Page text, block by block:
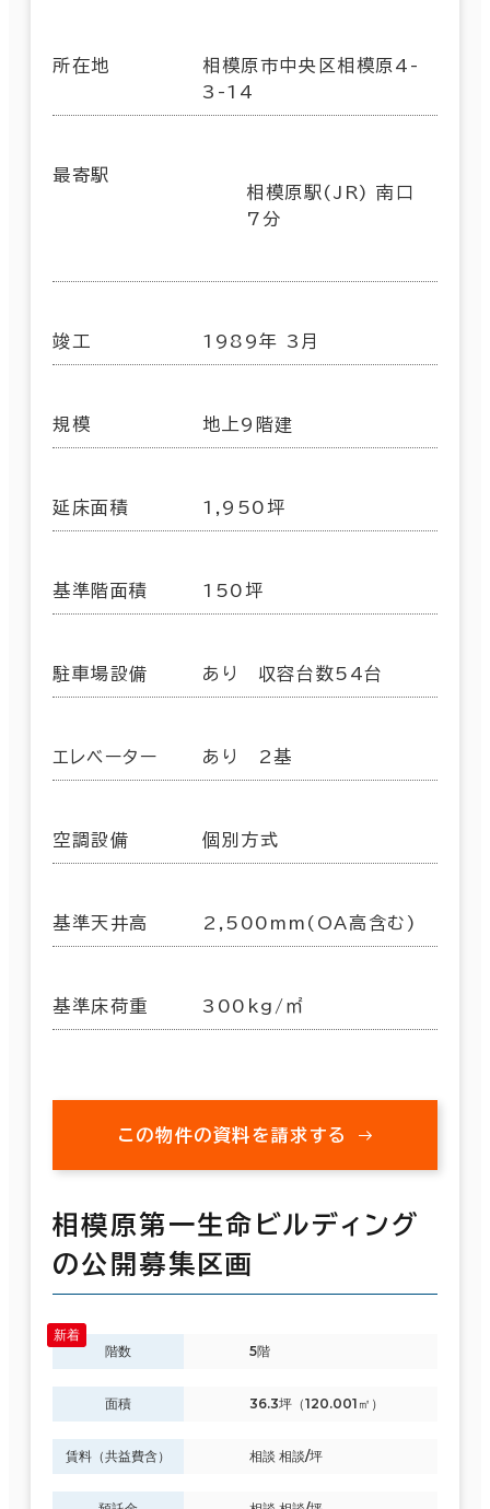
所在地
相模原市中央区相模原4-
3-14
最寄駅
相模原駅(JR) 南口
7分
竣工 1989年 3月
規模 地上9階建
延床面積 1,950坪
基準階面積 150坪
駐車場設備 あり 収容台数54台
エレベーター あり 2基
空調設備 個別方式
基準天井高 2,500mm(OA高含む)
基準床荷重 300kg/㎡
この物件の資料を請求する
相模原第一生命ビルディング
の公開募集区画
階数 5階
面積 36.3坪（120.001㎡）
賃料（共益費含） 相談 相談/坪